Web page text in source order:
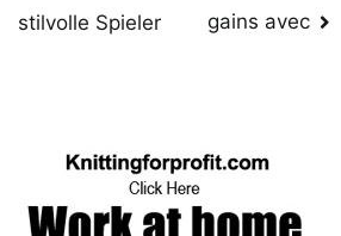
stilvolle Spieler
gains avec